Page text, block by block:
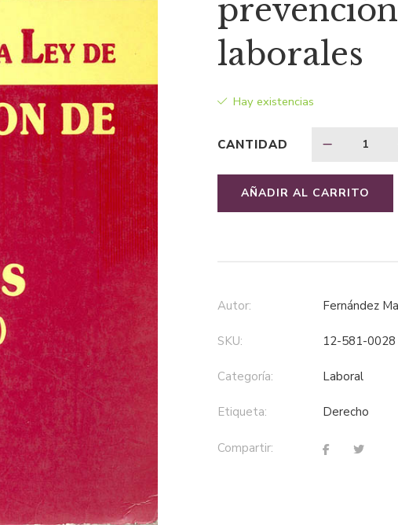
era:
$109,87.
es:
laborales
Hay existencias
CANTIDAD
AÑADIR AL CARRITO
Autor: Fernández
SKU: 12-581-0028
Categoría: laboral
Etiqueta: derecho
Compartir: